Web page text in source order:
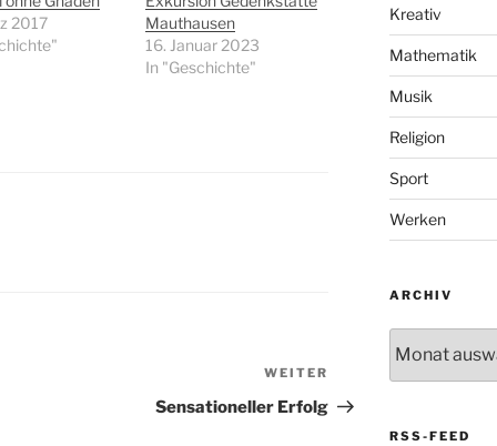
2017
Mauthausen
16. Januar 2023
In "Geschichte"
Nächster
Beitrag
WEITER
Sensationeller Erfolg
Kreativ
Mathematik
Musik
Religion
Sport
Werken
ARCHIV
RSS-FEED